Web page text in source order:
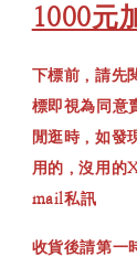
1000元
下標前，請先
標即視為同意
閒逛時，如發
用的，沒用的
mail私訊
收貨後請第一